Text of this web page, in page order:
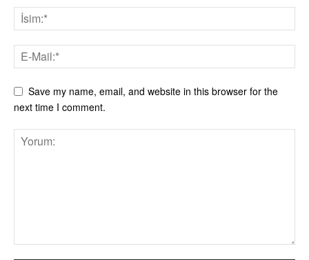
Save my name, email, and website in this browser for the
next time I comment.